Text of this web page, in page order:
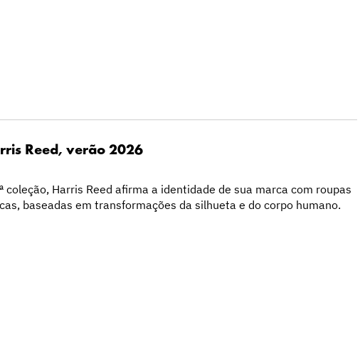
Reed, verão 2026
coleção, Harris Reed afirma a identidade de sua marca com roupas
baseadas em transformações da silhueta e do corpo humano.